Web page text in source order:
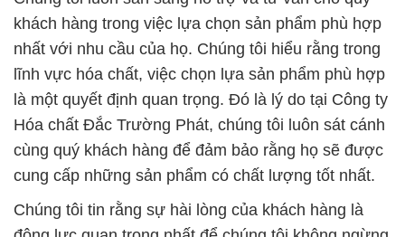
khách hàng trong việc lựa chọn sản phẩm phù hợp
nhất với nhu cầu của họ. Chúng tôi hiểu rằng trong
lĩnh vực hóa chất, việc chọn lựa sản phẩm phù hợp
là một quyết định quan trọng. Đó là lý do tại Công ty
Hóa chất Đắc Trường Phát, chúng tôi luôn sát cánh
cùng quý khách hàng để đảm bảo rằng họ sẽ được
cung cấp những sản phẩm có chất lượng tốt nhất.
Chúng tôi tin rằng sự hài lòng của khách hàng là